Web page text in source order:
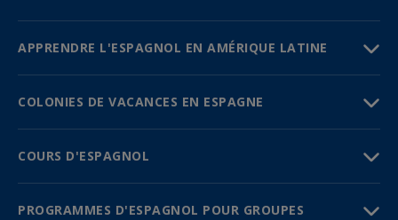
APPRENDRE L'ESPAGNOL EN AMÉRIQUE LATINE
COLONIES DE VACANCES EN ESPAGNE
COURS D'ESPAGNOL
PROGRAMMES D'ESPAGNOL POUR GROUPES